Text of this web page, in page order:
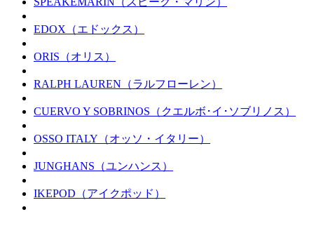
EDOX（エドックス）
ORIS（オリス）
RALPH LAUREN（ラルフローレン）
CUERVO Y SOBRINOS（クエルボ･イ･ソブリノス）
OSSO ITALY（オッソ・イタリー）
JUNGHANS（ユンハンス）
IKEPOD（アイクポッド）